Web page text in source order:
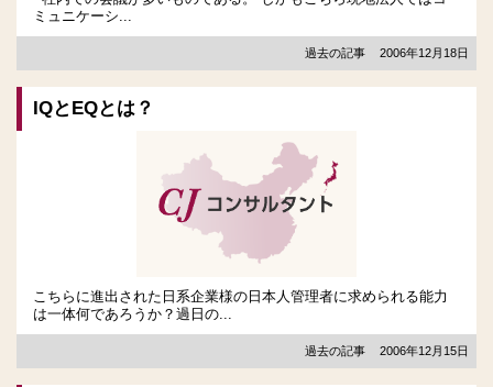
ミュニケーシ...
過去の記事 2006年12月18日
IQとEQとは？
こちらに進出された日系企業様の日本人管理者に求められる能力
は一体何であろうか？過日の...
過去の記事 2006年12月15日